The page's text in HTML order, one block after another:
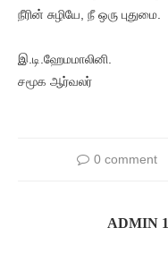
நீரின் சுழியே, நீ ஒரு புதுமை.
இ.டி.ஹேமமாலினி.
சமூக ஆர்வலர்
0 comment
ADMIN 1